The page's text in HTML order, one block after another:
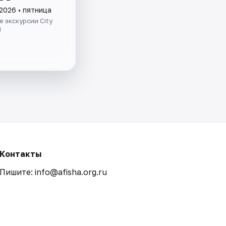
• пятница
экскурсии City
Контакты
Пишите: info@afisha.org.ru